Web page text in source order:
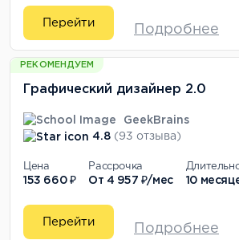
Перейти
Подробнее
РЕКОМЕНДУЕМ
Графический дизайнер 2.0
GeekBrains
4.8 (93 отзыва)
Цена
153 660 ₽
Рассрочка
От 4 957 ₽/мес 10
Перейти
Подробнее